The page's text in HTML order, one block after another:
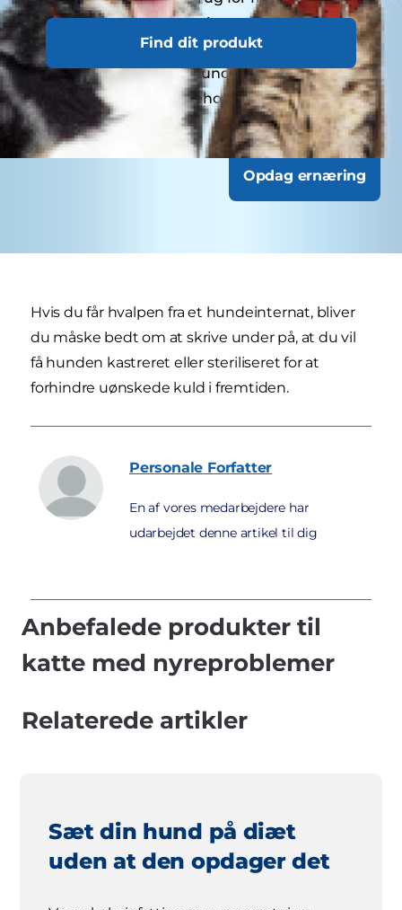
Find dit produkt
første år til vaccinationer. Voksne hunde har
generelt gavn af årlige kontroller, mens
seniorhunde eller hunde med særlige behov
kan have behov for hyppigere besøg.
Opdag ernæring
Hvis du får hvalpen fra et hundeinternat, bliver
du måske bedt om at skrive under på, at du vil
få hunden kastreret eller steriliseret for at
forhindre uønskede kuld i fremtiden.
Personale Forfatter
En af vores medarbejdere har
udarbejdet denne artikel til dig
Anbefalede produkter til
katte med nyreproblemer
Relaterede artikler
Sæt din hund på diæt
uden at den opdager det